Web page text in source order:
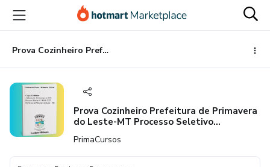
para
conteúdo
principal
para
pagamento
para
rodapé
Prova Cozinheiro Prefeitura de Primavera do Leste-MT Processo Seletivo Simplificado N.º469/2023
Prova Cozinheiro Prefeitura de Primavera
do Leste-MT Processo Seletivo
PrimaCursos